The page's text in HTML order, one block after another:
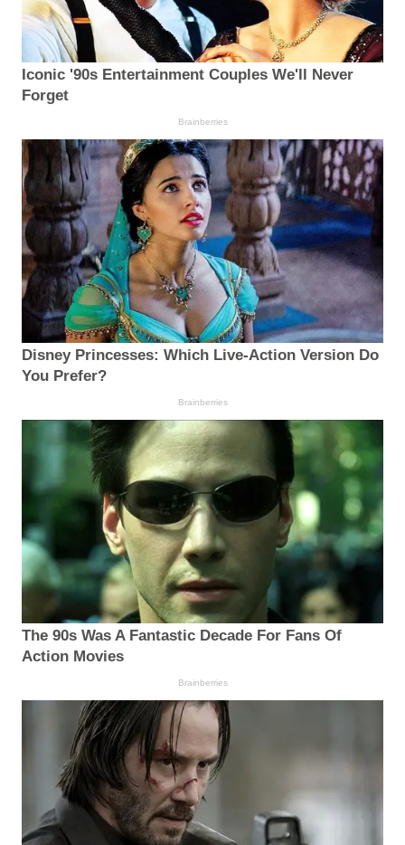
Iconic '90s Entertainment Couples We'll Never
Forget
Brainberries
Disney Princesses: Which Live-Action Version Do
You Prefer?
Brainberries
The 90s Was A Fantastic Decade For Fans Of
Action Movies
Brainberries